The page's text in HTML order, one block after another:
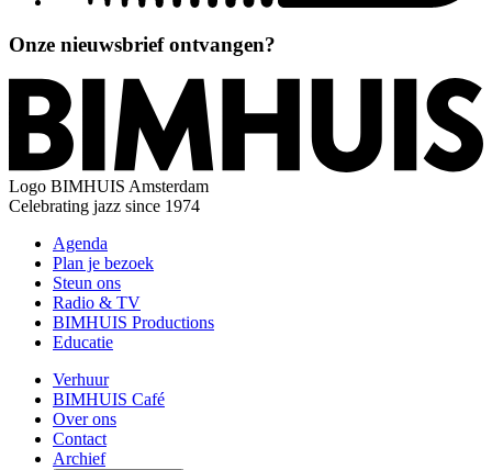
Onze nieuwsbrief ontvangen?
Logo BIMHUIS Amsterdam
Celebrating jazz since 1974
Agenda
Plan je bezoek
Steun ons
Radio & TV
BIMHUIS Productions
Educatie
Verhuur
BIMHUIS Café
Over ons
Contact
Archief